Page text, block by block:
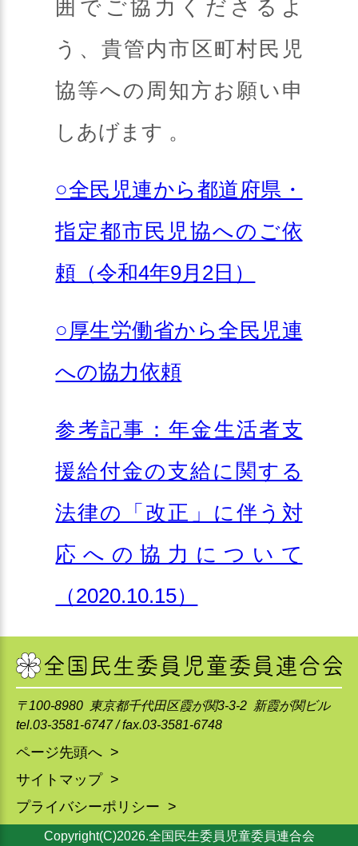
囲でご協力くださるよ
う、貴管内市区町村民児
協等への周知方お願い申
しあげます 。
○全民児連から都道府県・
指定都市民児協へのご依
頼（令和4年9月2日）
○厚生労働省から全民児連
への協力依頼
参考記事：年金生活者支
援給付金の支給に関する
法律の「改正」に伴う対
応への協力について
（2020.10.15）
〒100-8980 東京都千代田区霞が関3-3-2 新霞が関ビル
tel.03-3581-6747 / fax.03-3581-6748
ページ先頭へ >
サイトマップ >
プライバシーポリシー >
Copyright(C)2026.全国民生委員児童委員連合会